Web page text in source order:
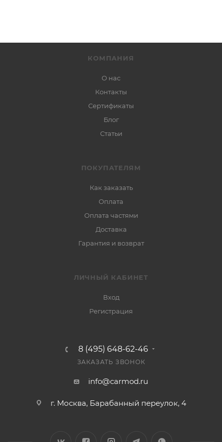
КОМПАНИЯ
О нас
Контакты
Сертификаты
Блог
Статьи
ПОКУПАТЕЛЯМ
Как заказать
Оплата
Оплата частями
Доставка
Гарантия и возврат
ЛИЧНЫЙ КАБИНЕТ
Вход
Регистрация
8 (495) 648-62-46
ЗАКАЗАТЬ ЗВОНОК
info@carmod.ru
г. Москва, Барабанный переулок, 4